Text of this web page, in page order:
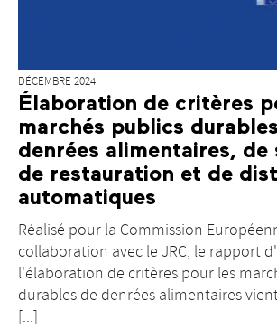
DÉCEMBRE 2024
Élaboration de critères
marchés publics
denrées alimentaires, de
de restauration et de
automatiques
Réalisé pour la Commission
collaboration avec le JRC, le rapport
l'élaboration de critères pour les
durables de denrées alimentaires
[...]